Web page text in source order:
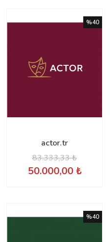
actor.tr
83.333,33 ₺
50.000,00 ₺
%40
%40